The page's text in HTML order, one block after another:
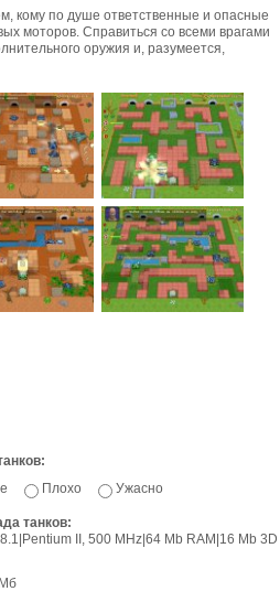
кому по душе ответственные и опасные
моторов. Справиться со всеми врагами
оружия и, разумеется,
Плохо Ужасно
танков:
II, 500 MHz|64 Mb RAM|16 Mb 3D